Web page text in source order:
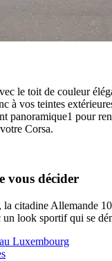
le toit de couleur
à vos teintes
panoramique1 pour
Corsa.
vous décider
, la citadine Allemande
un look sportif qui se
Luxembourg